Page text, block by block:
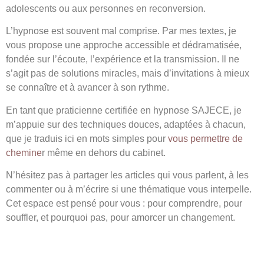
adolescents ou aux personnes en reconversion.
L’hypnose est souvent mal comprise. Par mes textes, je
vous propose une approche accessible et dédramatisée,
fondée sur l’écoute, l’expérience et la transmission. Il ne
s’agit pas de solutions miracles, mais d’invitations à mieux
se connaître et à avancer à son rythme.
En tant que praticienne certifiée en hypnose SAJECE, je
m’appuie sur des techniques douces, adaptées à chacun,
que je traduis ici en mots simples pour vous permettre de
cheminer même en dehors du cabinet.
N’hésitez pas à partager les articles qui vous parlent, à les
commenter ou à m’écrire si une thématique vous interpelle.
Cet espace est pensé pour vous : pour comprendre, pour
souffler, et pourquoi pas, pour amorcer un changement.